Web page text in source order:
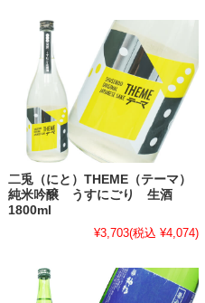
二兎（にと）THEME（テーマ）
純米吟醸 うすにごり 生酒
1800ml
¥3,703(税込 ¥4,074)